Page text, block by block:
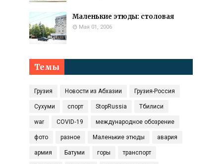
Маленькие этюды: столовая
Мая 01, 2006
Темы
Грузия Новости из Абхазии Грузия-Россия
Сухуми спорт StopRussia Тбилиси
war COVID‑19 международное обозрение
фото разное Маленькие этюды авария
армия Батуми горы транспорт